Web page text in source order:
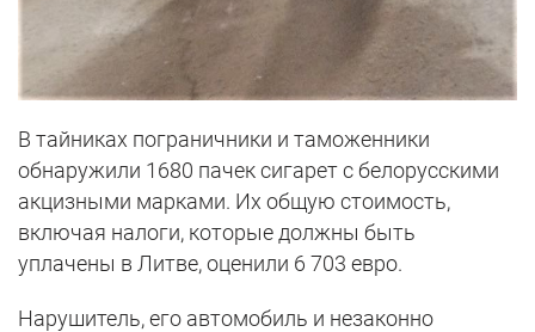
В тайниках пограничники и таможенники
обнаружили 1680 пачек сигарет с белорусскими
акцизными марками. Их общую стоимость,
включая налоги, которые должны быть
уплачены в Литве, оценили 6 703 евро.
Нарушитель, его автомобиль и незаконно